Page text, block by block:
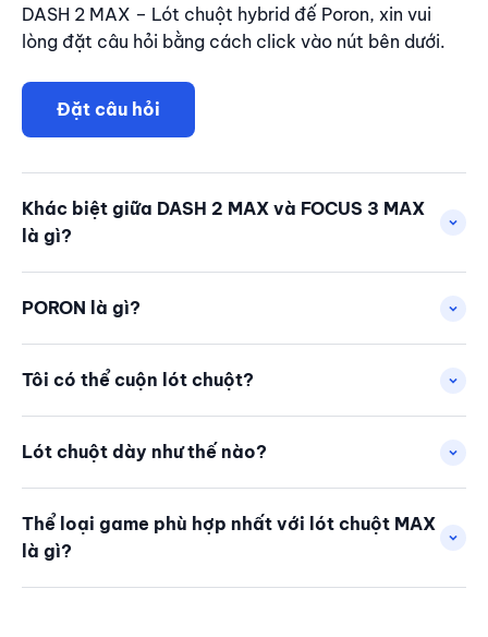
DASH 2 MAX – Lót chuột hybrid đế Poron, xin vui
lòng đặt câu hỏi bằng cách click vào nút bên dưới.
Đặt câu hỏi
Khác biệt giữa DASH 2 MAX và FOCUS 3 MAX
là gì?
PORON là gì?
Tôi có thể cuộn lót chuột?
Lót chuột dày như thế nào?
Thể loại game phù hợp nhất với lót chuột MAX
là gì?